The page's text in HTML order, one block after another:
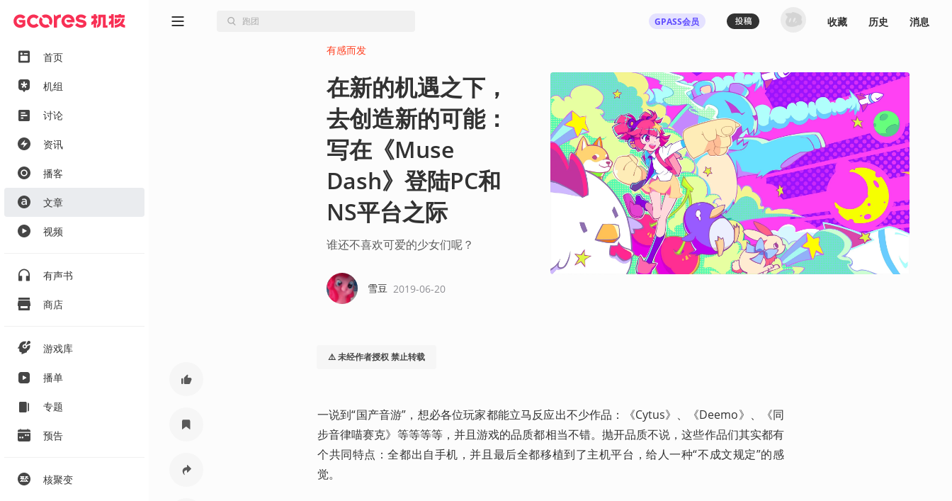
首页
机组
讨论
资讯
播客
文章
视频
有声书
商店
游戏库
播单
专题
预告
核聚变
GPASS会员
登录机核你可以：
下载收藏播客节目 多端历史播放同步
发布内容动态/评论 关注喜欢的创作者
登录 / 注册
收藏 历史 消息
有感而发
在新的机遇之下，
去创造新的可能：
写在《Muse
Dash》登陆PC和
NS平台之际
谁还不喜欢可爱的少女们呢？
雪豆 2019-06-20
⚠️ 未经作者授权 禁止转载
一说到“国产音游”，想必各位玩家都能立马反应出不少作品：《Cytus》、《Deemo》、《同
步音律喵赛克》等等等等，并且游戏的品质都相当不错。抛开品质不说，这些作品们其实都有
个共同特点：全都出自手机，并且最后全都移植到了主机平台，给人一种“不成文规定”的感
觉。